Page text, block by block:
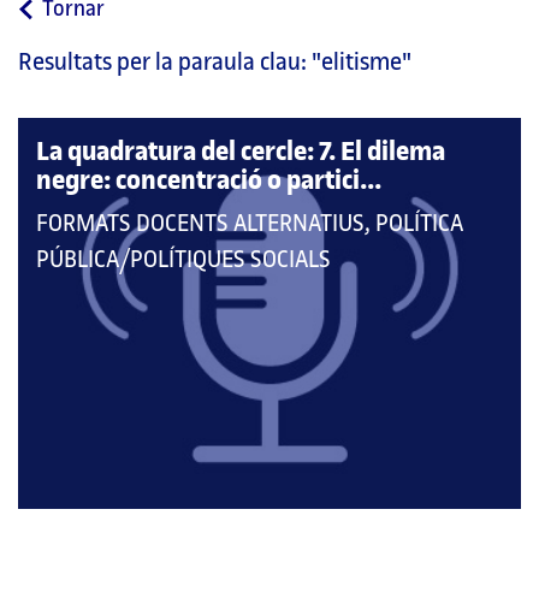
Tornara
pàgina
Resultats per la paraula clau: "elitisme"
La quadratura del cercle: 7. El dilema
negre: concentració o partici...
QUE
PERTANY
FORMATS DOCENTS ALTERNATIUS, POLÍTICA
PÚBLICA/POLÍTIQUES SOCIALS